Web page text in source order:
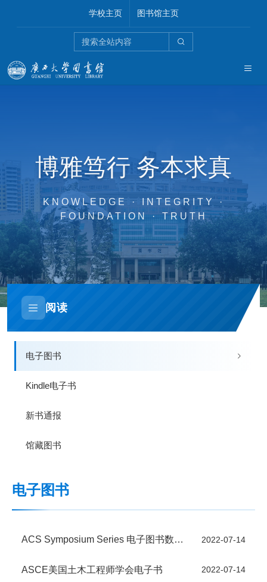
学校主页 图书馆主页
博雅笃行 务本求真
KNOWLEDGE · INTEGRITY ·
FOUNDATION · TRUTH
阅读
电子图书
Kindle电子书
新书通报
馆藏图书
电子图书
ACS Symposium Series 电子图书数据库 2022-07-14
ASCE美国土木工程师学会电子书 2022-07-14